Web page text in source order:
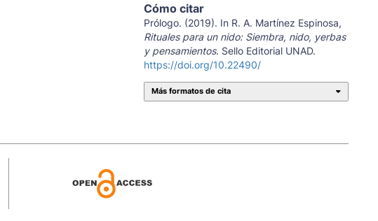
Cómo citar
Prólogo. (2019). In R. A. Martínez Espinosa,
Rituales para un nido: Siembra, nido, yerbas
y pensamientos. Sello Editorial UNAD.
https://doi.org/10.22490/
Más formatos de cita